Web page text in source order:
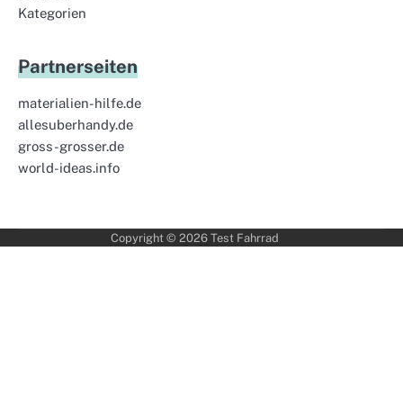
Kategorien
Partnerseiten
materialien-hilfe.de
allesuberhandy.de
gross-grosser.de
world-ideas.info
Copyright © 2026 Test Fahrrad